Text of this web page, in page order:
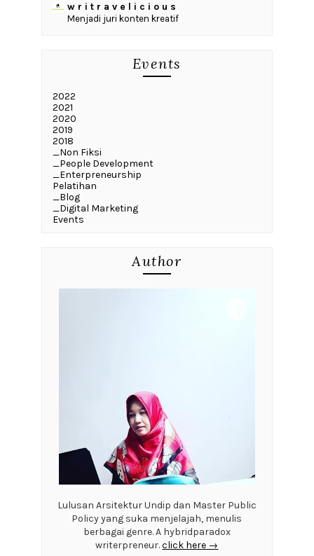
w r i t r a v e l i c i o u s
Menjadi juri konten kreatif
Events
2022
2021
2020
2019
2018
_Non Fiksi
_People Development
_Enterpreneurship
Pelatihan
_Blog
_Digital Marketing
Events
Author
Lulusan Arsitektur Undip dan Master Public
Policy yang suka menjelajah, menulis
berbagai genre. A hybridparadox
writerpreneur.click here →